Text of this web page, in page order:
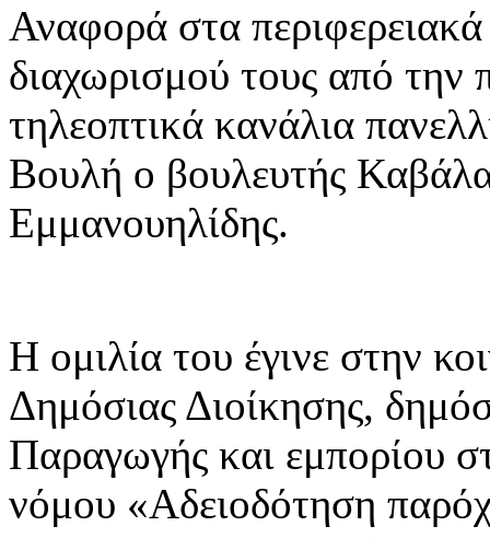
Αναφορά στα
διαχωρισμού τους από την
τηλεοπτικά κανάλια
Βουλή ο βουλευτής
Εμμανουηλίδης.
Η ομιλία του έγινε στην
Δημόσιας Διοίκησης,
Παραγωγής και εμπορίου
νόμου «Αδειοδότηση